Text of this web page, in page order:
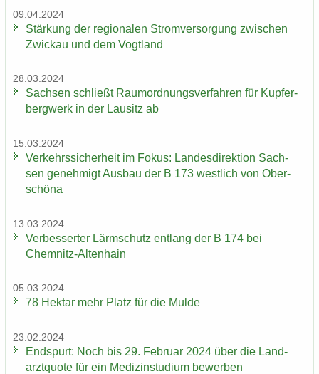
09.04.2024
Stär­kung der re­gio­na­len Strom­ver­sor­gung zwi­schen
Zwi­ckau und dem Vogt­land
28.03.2024
Sach­sen schließt Raum­ord­nungs­ver­fah­ren für Kup­fer­
berg­werk in der Lau­sitz ab
15.03.2024
Ver­kehrs­si­cher­heit im Fokus: Lan­des­di­rek­ti­on Sach­
sen ge­neh­migt Aus­bau der B 173 west­lich von Ober­
schö­na
13.03.2024
Ver­bes­ser­ter Lärm­schutz ent­lang der B 174 bei
Chemnitz-​Altenhain
05.03.2024
78 Hekt­ar mehr Platz für die Mulde
23.02.2024
End­spurt: Noch bis 29. Fe­bru­ar 2024 über die Land­
arzt­quo­te für ein Me­di­zin­stu­di­um be­wer­ben